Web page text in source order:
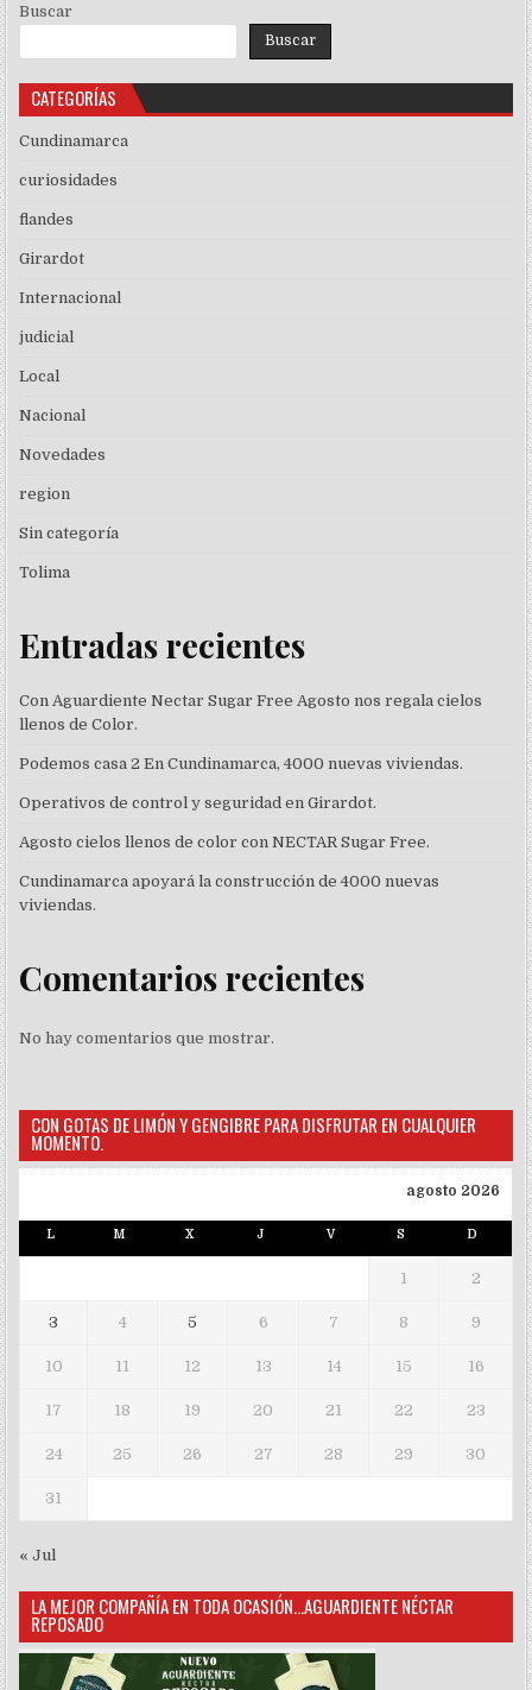
Buscar
Buscar
CATEGORÍAS
Cundinamarca
curiosidades
flandes
Girardot
Internacional
judicial
Local
Nacional
Novedades
region
Sin categoría
Tolima
Entradas recientes
Con Aguardiente Nectar Sugar Free Agosto nos regala cielos
llenos de Color.
Podemos casa 2 En Cundinamarca, 4000 nuevas viviendas.
Operativos de control y seguridad en Girardot.
Agosto cielos llenos de color con NECTAR Sugar Free.
Cundinamarca apoyará la construcción de 4000 nuevas
viviendas.
Comentarios recientes
No hay comentarios que mostrar.
CON GOTAS DE LIMÓN Y GENGIBRE PARA DISFRUTAR EN CUALQUIER
MOMENTO.
agosto 2026
L M X J V S D
1 2
3 4 5 6 7 8 9
10 11 12 13 14 15 16
17 18 19 20 21 22 23
24 25 26 27 28 29 30
31
« Jul
LA MEJOR COMPAÑÍA EN TODA OCASIÓN…AGUARDIENTE NÉCTAR
REPOSADO